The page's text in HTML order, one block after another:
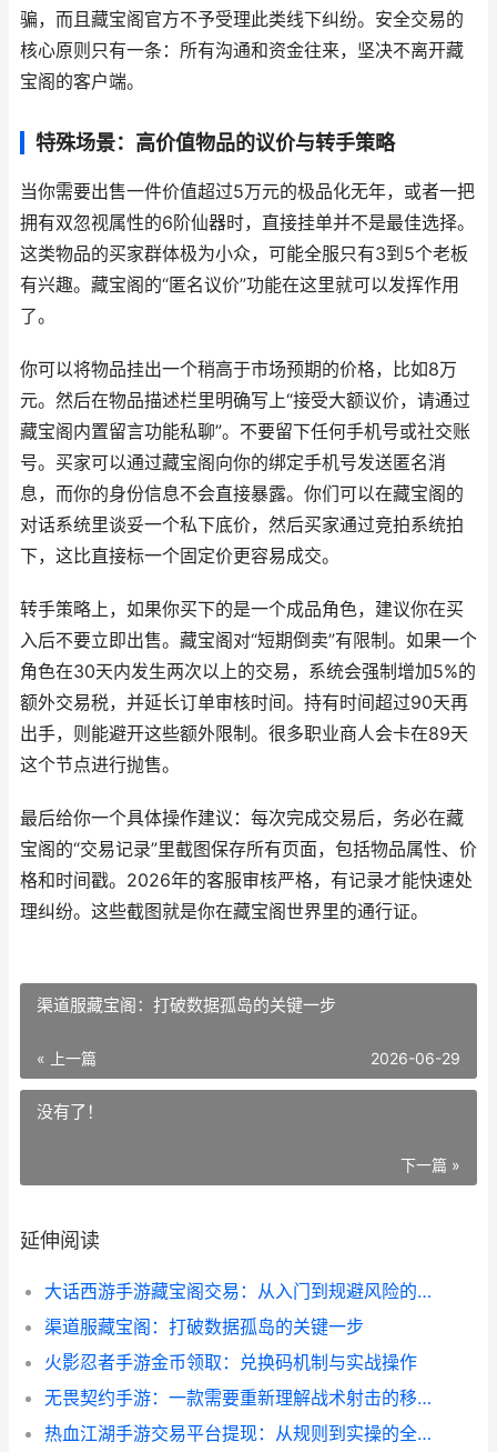
骗，而且藏宝阁官方不予受理此类线下纠纷。安全交易的
核心原则只有一条：所有沟通和资金往来，坚决不离开藏
宝阁的客户端。
特殊场景：高价值物品的议价与转手策略
当你需要出售一件价值超过5万元的极品化无年，或者一把
拥有双忽视属性的6阶仙器时，直接挂单并不是最佳选择。
这类物品的买家群体极为小众，可能全服只有3到5个老板
有兴趣。藏宝阁的“匿名议价”功能在这里就可以发挥作用
了。
你可以将物品挂出一个稍高于市场预期的价格，比如8万
元。然后在物品描述栏里明确写上“接受大额议价，请通过
藏宝阁内置留言功能私聊”。不要留下任何手机号或社交账
号。买家可以通过藏宝阁向你的绑定手机号发送匿名消
息，而你的身份信息不会直接暴露。你们可以在藏宝阁的
对话系统里谈妥一个私下底价，然后买家通过竞拍系统拍
下，这比直接标一个固定价更容易成交。
转手策略上，如果你买下的是一个成品角色，建议你在买
入后不要立即出售。藏宝阁对“短期倒卖”有限制。如果一个
角色在30天内发生两次以上的交易，系统会强制增加5%的
额外交易税，并延长订单审核时间。持有时间超过90天再
出手，则能避开这些额外限制。很多职业商人会卡在89天
这个节点进行抛售。
最后给你一个具体操作建议：每次完成交易后，务必在藏
宝阁的“交易记录”里截图保存所有页面，包括物品属性、价
格和时间戳。2026年的客服审核严格，有记录才能快速处
理纠纷。这些截图就是你在藏宝阁世界里的通行证。
渠道服藏宝阁：打破数据孤岛的关键一步
« 上一篇 2026-06-29
没有了！
下一篇 »
延伸阅读
大话西游手游藏宝阁交易：从入门到规避风险的核心指南
渠道服藏宝阁：打破数据孤岛的关键一步
火影忍者手游金币领取：兑换码机制与实战操作
无畏契约手游：一款需要重新理解战术射击的移动端作品
热血江湖手游交易平台提现：从规则到实操的全流程解析